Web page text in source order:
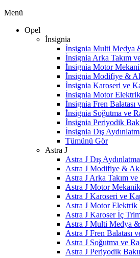
Menü
Opel
İnsignia
İnsignia Multi Medya
İnsignia Arka Takım
İnsignia Motor
İnsignia Modifiye &
İnsignia Karoseri ve
İnsignia Motor Elektrik
İnsignia Fren Balatası
İnsignia Soğutma ve
İnsignia Periyodik
İnsignia Dış
Tümünü Gör
Astra J
Astra J Dış
Astra J Modifiye &
Astra J Arka Takım
Astra J Motor Mekanik
Astra J Karoseri ve
Astra J Motor Elektrik
Astra J Karoser İç
Astra J Multi Medya &
Astra J Fren Balatası
Astra J Soğutma ve
Astra J Periyodik